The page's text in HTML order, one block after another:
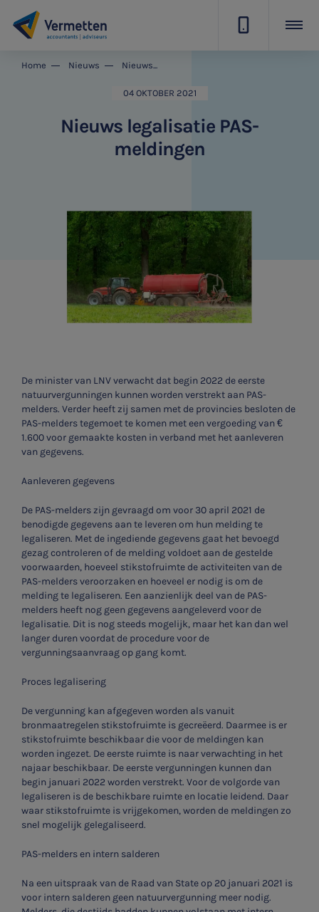
Home Nieuws Nieuws legalisatie PAS-meldingen
04 OKTOBER 2021
Nieuws legalisatie PAS-
meldingen
De minister van LNV verwacht dat begin 2022 de eerste
natuurvergunningen kunnen worden verstrekt aan PAS-
melders. Verder heeft zij samen met de provincies besloten de
PAS-melders tegemoet te komen met een vergoeding van €
1.600 voor gemaakte kosten in verband met het aanleveren
van gegevens.
Aanleveren gegevens
De PAS-melders zijn gevraagd om voor 30 april 2021 de
benodigde gegevens aan te leveren om hun melding te
legaliseren. Met de ingediende gegevens gaat het bevoegd
gezag controleren of de melding voldoet aan de gestelde
voorwaarden, hoeveel stikstofruimte de activiteiten van de
PAS-melders veroorzaken en hoeveel er nodig is om de
melding te legaliseren. Een aanzienlijk deel van de PAS-
melders heeft nog geen gegevens aangeleverd voor de
legalisatie. Dit is nog steeds mogelijk, maar het kan dan wel
langer duren voordat de procedure voor de
vergunningsaanvraag op gang komt.
Proces legalisering
De vergunning kan afgegeven worden als vanuit
bronmaatregelen stikstofruimte is gecreëerd. Daarmee is er
stikstofruimte beschikbaar die voor de meldingen kan
worden ingezet. De eerste ruimte is naar verwachting in het
najaar beschikbaar. De eerste vergunningen kunnen dan
begin januari 2022 worden verstrekt. Voor de volgorde van
legaliseren is de beschikbare ruimte en locatie leidend. Daar
waar stikstofruimte is vrijgekomen, worden de meldingen zo
snel mogelijk gelegaliseerd.
PAS-melders en intern salderen
Na een uitspraak van de Raad van State op 20 januari 2021 is
voor intern salderen geen natuurvergunning meer nodig.